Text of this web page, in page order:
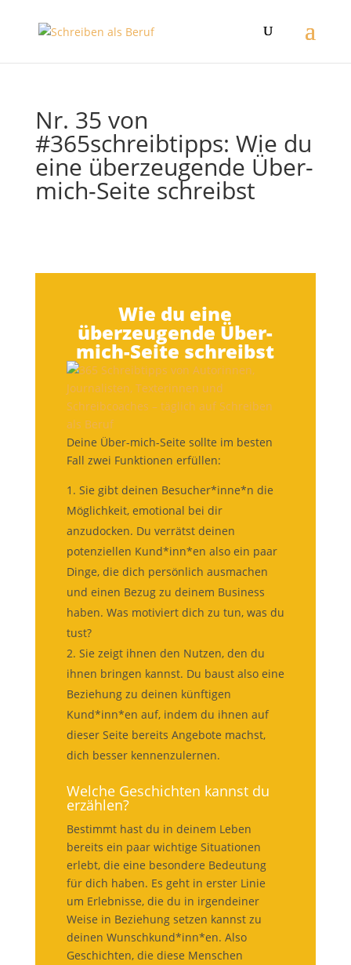
Nr. 35 von
#365schreibtipps: Wie du
eine überzeugende Über-
mich-Seite schreibst
Wie du eine
überzeugende Über-
mich-Seite schreibst
Deine Über-mich-Seite sollte im besten
Fall zwei Funktionen erfüllen:
Sie gibt deinen Besucher*inne*n die
Möglichkeit, emotional bei dir
anzudocken. Du verrätst deinen
potenziellen Kund*inn*en also ein paar
Dinge, die dich persönlich ausmachen
und einen Bezug zu deinem Business
haben. Was motiviert dich zu tun, was du
tust?
Sie zeigt ihnen den Nutzen, den du
ihnen bringen kannst. Du baust also eine
Beziehung zu deinen künftigen
Kund*inn*en auf, indem du ihnen auf
dieser Seite bereits Angebote machst,
dich besser kennenzulernen.
Welche Geschichten kannst du
erzählen?
Bestimmt hast du in deinem Leben
bereits ein paar wichtige Situationen
erlebt, die eine besondere Bedeutung
für dich haben. Es geht in erster Linie
um Erlebnisse, die du in irgendeiner
Weise in Beziehung setzen kannst zu
deinen Wunschkund*inn*en. Also
Geschichten, die diese Menschen